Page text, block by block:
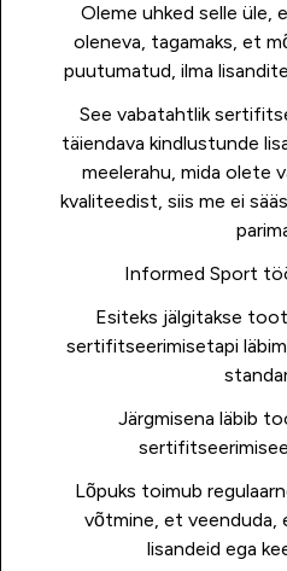
Oleme uhked selle üle,
oleneva, tagamaks, et
puutumatud, ilma
See vabatahtlik
täiendava kindlustunde
meelerahu, mida olete
kvaliteedist, siis me ei
Informed Sport
Esiteks jälgitakse
sertifitseerimisetapi
Järgmisena läbib
Lõpuks toimub
võtmine, et
lisandeid ega